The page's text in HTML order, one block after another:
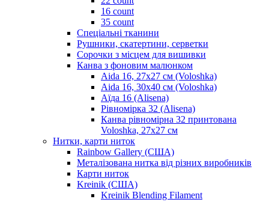
16 count
35 count
Спеціальні тканини
Рушники, скатертини, серветки
Сорочки з місцем для вишивки
Канва з фоновим малюнком
Aida 16, 27х27 см (Voloshka)
Aida 16, 30х40 см (Voloshka)
Аїда 16 (Alisena)
Рівномірка 32 (Alisena)
Канва рівномірна 32 принтована
Voloshka, 27х27 см
Нитки, карти ниток
Rainbow Gallery (США)
Металізована нитка від різних виробників
Карти ниток
Kreinik (США)
Kreinik Blending Filament